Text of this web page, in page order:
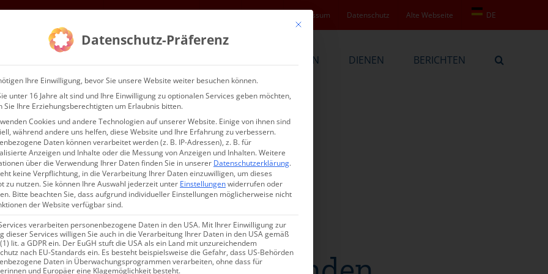
Impressum Datenschutz Alte Webseite DE
BEKENNEN DIENEN BERICHTEN
Mit diesem Button wird der Dialog geschlossen. Seine Funktionalität ist
Datenschutz-Präferenz
Ihre Einwilligung, bevor Sie unsere Website weiter besuchen können.
unter 16 Jahre alt sind und Ihre Einwilligung zu optionalen Services geben möchten,
Sie Ihre Erziehungsberechtigten um Erlaubnis bitten.
Cookies und andere Technologien auf unserer Website. Einige von ihnen sind
während andere uns helfen, diese Website und Ihre Erfahrung zu verbessern.
Daten können verarbeitet werden (z. B. IP-Adressen), z. B. für
Anzeigen und Inhalte oder die Messung von Anzeigen und Inhalten.Weitere
über die Verwendung Ihrer Daten finden Sie in unserer Datenschutzerklärung.
keine Verpflichtung, in die Verarbeitung Ihrer Daten einzuwilligen, um dieses
zu nutzen.Sie können Ihre Auswahl jederzeit unter Einstellungenwiderrufen oder
Bitte beachten Sie, dass aufgrund individueller Einstellungen möglicherweise nicht
der Website verfügbar sind.
verarbeiten personenbezogene Daten in den USA. Mit Ihrer Einwilligung zur
dieser Services willigen Sie auch in die Verarbeitung Ihrer Daten in den USA gemäß
lit. a GDPR ein. Der EuGH stuft die USA als ein Land mit unzureichendem
nach EU-Standards ein. Es besteht beispielsweise die Gefahr, dass US-Behörden
Daten in Überwachungsprogrammen verarbeiten, ohne dass für
und Europäer eine Klagemöglichkeit besteht.